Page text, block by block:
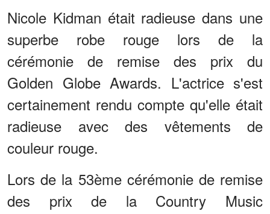
Nicole Kidman était radieuse dans une
superbe robe rouge lors de la
cérémonie de remise des prix du
Golden Globe Awards. L'actrice s'est
certainement rendu compte qu'elle était
radieuse avec des vêtements de
couleur rouge.
Lors de la 53ème cérémonie de remise
des prix de la Country Music